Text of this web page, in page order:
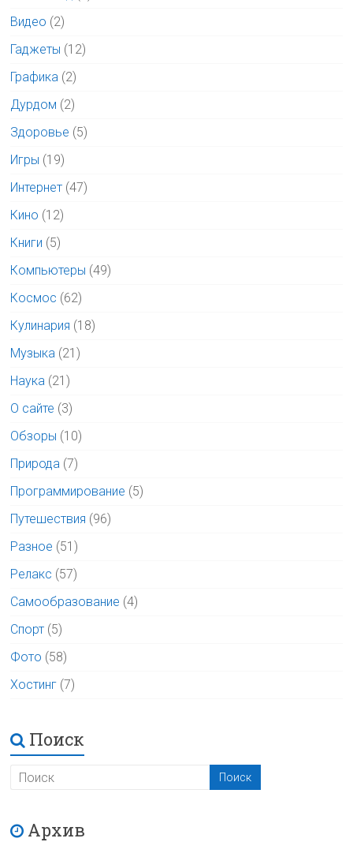
Видео (2)
Гаджеты (12)
Графика (2)
Дурдом (2)
Здоровье (5)
Игры (19)
Интернет (47)
Кино (12)
Книги (5)
Компьютеры (49)
Космос (62)
Кулинария (18)
Музыка (21)
Наука (21)
О сайте (3)
Обзоры (10)
Природа (7)
Программирование (5)
Путешествия (96)
Разное (51)
Релакс (57)
Самообразование (4)
Спорт (5)
Фото (58)
Хостинг (7)
Поиск
Архив